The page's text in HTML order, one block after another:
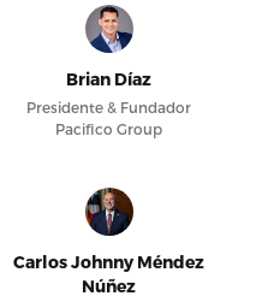
Brian Díaz
Presidente & Fundador
Pacifico Group
Carlos Johnny Méndez
Núñez